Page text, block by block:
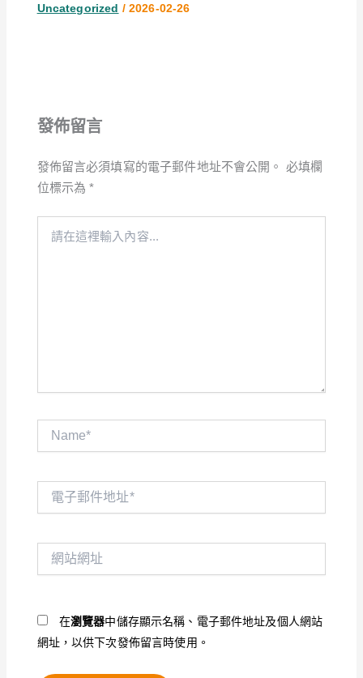
Uncategorized / 2026-02-26
發佈留言
發佈留言必須填寫的電子郵件地址不會公開。 必填欄
位標示為*
在瀏覽器中儲存顯示名稱、電子郵件地址及個人網站
網址，以供下次發佈留言時使用。